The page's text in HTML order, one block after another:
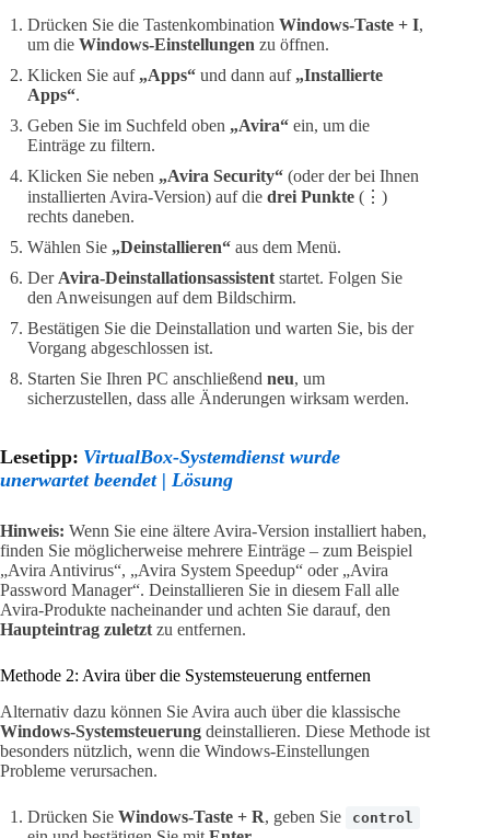
Drücken Sie die Tastenkombination Windows-Taste + I,
um die Windows-Einstellungen zu öffnen.
Klicken Sie auf „Apps“ und dann auf „Installierte
Apps“.
Geben Sie im Suchfeld oben „Avira“ ein, um die
Einträge zu filtern.
Klicken Sie neben „Avira Security“ (oder der bei Ihnen
installierten Avira-Version) auf die drei Punkte (⋮)
rechts daneben.
Wählen Sie „Deinstallieren“ aus dem Menü.
Der Avira-Deinstallationsassistent startet. Folgen Sie
den Anweisungen auf dem Bildschirm.
Bestätigen Sie die Deinstallation und warten Sie, bis der
Vorgang abgeschlossen ist.
Starten Sie Ihren PC anschließend neu, um
sicherzustellen, dass alle Änderungen wirksam werden.
Lesetipp: VirtualBox-Systemdienst wurde
unerwartet beendet | Lösung
Hinweis: Wenn Sie eine ältere Avira-Version installiert haben,
finden Sie möglicherweise mehrere Einträge – zum Beispiel
„Avira Antivirus“, „Avira System Speedup“ oder „Avira
Password Manager“. Deinstallieren Sie in diesem Fall alle
Avira-Produkte nacheinander und achten Sie darauf, den
Haupteintrag zuletzt zu entfernen.
Methode 2: Avira über die Systemsteuerung entfernen
Alternativ dazu können Sie Avira auch über die klassische
Windows-Systemsteuerung deinstallieren. Diese Methode ist
besonders nützlich, wenn die Windows-Einstellungen
Probleme verursachen.
Drücken Sie Windows-Taste + R, geben Sie control